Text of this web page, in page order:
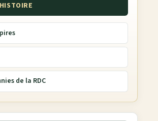
de la RDC